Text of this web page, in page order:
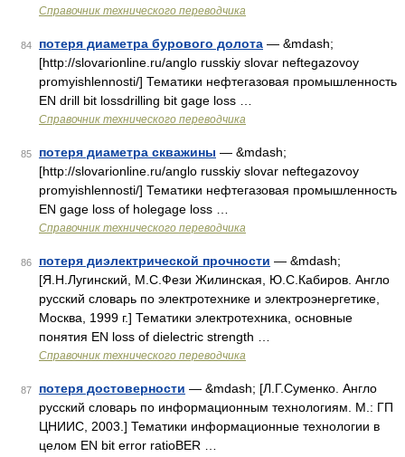
Справочник технического переводчика
84 потеря диаметра бурового долота — &mdash;
[http://slovarionline.ru/anglo russkiy slovar neftegazovoy
promyishlennosti/] Тематики нефтегазовая промышленность
EN drill bit lossdrilling bit gage loss …
Справочник технического переводчика
85 потеря диаметра скважины — &mdash;
[http://slovarionline.ru/anglo russkiy slovar neftegazovoy
promyishlennosti/] Тематики нефтегазовая промышленность
EN gage loss of holegage loss …
Справочник технического переводчика
86 потеря диэлектрической прочности — &mdash;
[Я.Н.Лугинский, М.С.Фези Жилинская, Ю.С.Кабиров. Англо
русский словарь по электротехнике и электроэнергетике,
Москва, 1999 г.] Тематики электротехника, основные
понятия EN loss of dielectric strength …
Справочник технического переводчика
87 потеря достоверности — &mdash; [Л.Г.Суменко. Англо
русский словарь по информационным технологиям. М.: ГП
ЦНИИС, 2003.] Тематики информационные технологии в
целом EN bit error ratioBER …